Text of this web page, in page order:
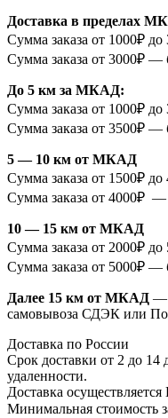
Доставка в пределах
Сумма заказа от 1000₽
Сумма заказа от 3000₽ —
До 5 км за МКАД:
Сумма заказа от 1000₽
Сумма заказа от 3500₽ —
5 — 10 км от МКАД
Сумма заказа от 1500₽
Сумма заказа от 4000₽ —
10 — 15 км от МКАД
Сумма заказа от 2000₽
Сумма заказа от 5000₽ —
Далее 15 км от МКАД —
самовывоза СДЭК или
Доставка по России
Срок доставки от 2 до 14
удаленности.
Доставка
Минимальная стоимость